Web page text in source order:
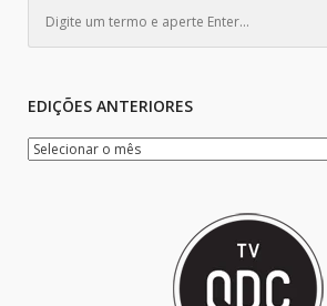
EDIÇÕES ANTERIORES